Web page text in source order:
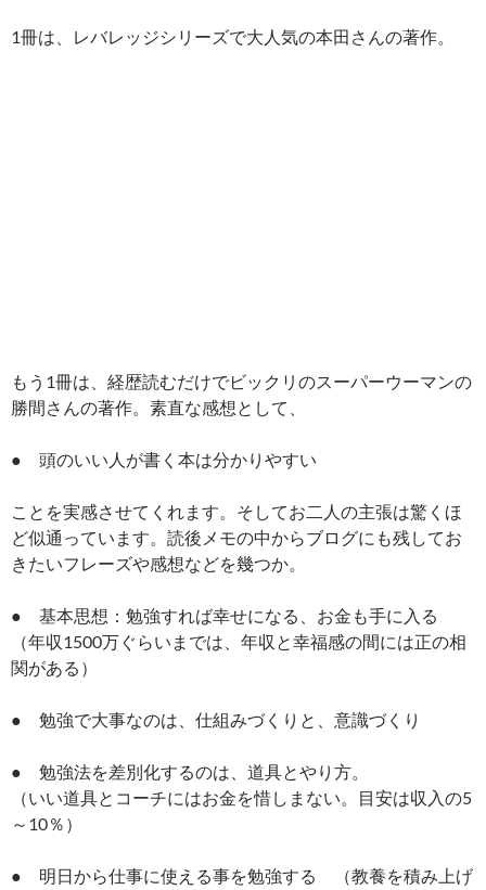
1冊は、レバレッジシリーズで大人気の本田さんの著作。
もう1冊は、経歴読むだけでビックリのスーパーウーマンの
勝間さんの著作。素直な感想として、
● 頭のいい人が書く本は分かりやすい
ことを実感させてくれます。そしてお二人の主張は驚くほ
ど似通っています。読後メモの中からブログにも残してお
きたいフレーズや感想などを幾つか。
● 基本思想：勉強すれば幸せになる、お金も手に入る
（年収1500万ぐらいまでは、年収と幸福感の間には正の相
関がある）
● 勉強で大事なのは、仕組みづくりと、意識づくり
● 勉強法を差別化するのは、道具とやり方。
（いい道具とコーチにはお金を惜しまない。目安は収入の5
～10％）
● 明日から仕事に使える事を勉強する （教養を積み上げ